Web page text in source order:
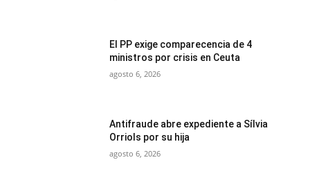
El PP exige comparecencia de 4
ministros por crisis en Ceuta
agosto 6, 2026
Antifraude abre expediente a Sílvia
Orriols por su hija
agosto 6, 2026